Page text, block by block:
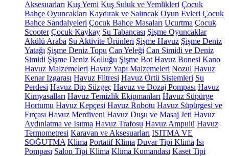
Aksesuarları Kuş Yemi Kuş Suluk ve Yemlikleri Çocuk
Bahçe Oyuncakları Kaydırak ve Salıncak Oyun Evleri Çocuk
Bahçe Sandalyeleri Çocuk Bahçe Masaları Uçurtma Çocuk
Scooter Çocuk Kaykay Su Tabancası Şişme Oyuncaklar
Akülü Araba Su Aktivite Ürünleri Şişme Havuz Şişme Deniz
Yatağı Şişme Deniz Topu Can Yeleği Can Simidi ve Deniz
Simidi Şişme Deniz Kolluğu Şişme Bot Havuz Bonesi Kano
Havuz Malzemeleri Havuz Yapı Malzemeleri Nozul Havuz
Kenar Izgarası Havuz Filtresi Havuz Örtü Sistemleri Su
Perdesi Havuz Dip Süzgeç Havuz ve Dozaj Pompası Havuz
Kimyasalları Havuz Temizlik Ekipmanları Havuz Süpürge
Hortumu Havuz Kepçesi Havuz Robotu Havuz Süpürgesi ve
Fırçası Havuz Merdiveni Havuz Duşu ve Masaj Jeti Havuz
Aydınlatma ve Isıtma Havuz Trafosu Havuz Ampulü Havuz
Termometresi Karavan ve Aksesuarları ISITMA VE
SOĞUTMA Klima Portatif Klima Duvar Tipi Klima Isı
Pompası Salon Tipi Klima Klima Kumandası Kaset Tipi